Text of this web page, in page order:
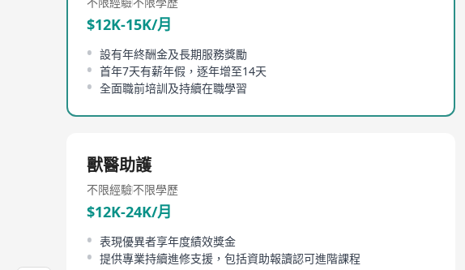
$12K-15K/月
設有年終酬金及長期服務獎勵
首年7天有薪年假，逐年增至14天
全面職前培訓及持續在職學習
獸醫助護
不限經驗不限學歷
$12K-24K/月
表現優異者享年度績效獎金
提供專業持續進修支援，包括資助報讀認可進階課程